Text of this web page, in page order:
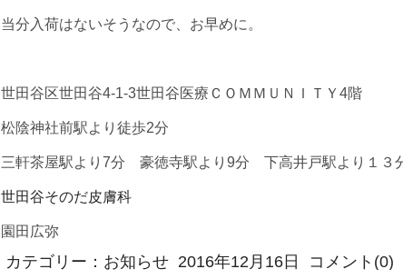
当分入荷はないそうなので、お早めに。
世田谷区世田谷4-1-3世田谷医療ＣＯＭＭＵＮＩＴＹ4階
松陰神社前駅より徒歩2分
三軒茶屋駅より7分 豪徳寺駅より9分 下高井戸駅より１３
世田谷そのだ皮膚科
園田広弥
カテゴリー： お知らせ 2016年12月16日 コメント(0)